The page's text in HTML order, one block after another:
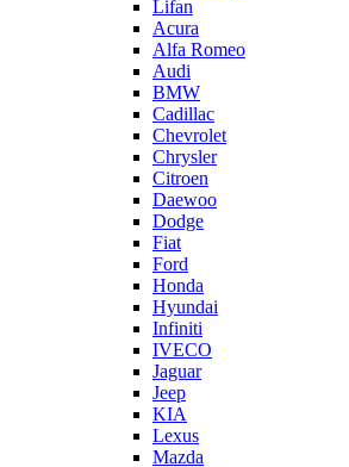
Lifan
Acura
Alfa Romeo
Audi
BMW
Cadillac
Chevrolet
Chrysler
Citroen
Daewoo
Dodge
Fiat
Ford
Honda
Hyundai
Infiniti
IVECO
Jaguar
Jeep
KIA
Lexus
Mazda